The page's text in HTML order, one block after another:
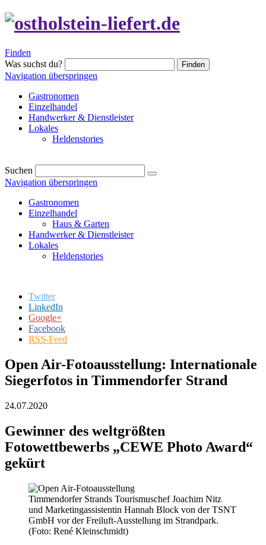
Finden
Was suchst du?
Finden
Navigation überspringen
Gastronomen
Einzelhandel
Handwerker & Dienstleister
Lokales
Heldenstories
Suchen
Navigation überspringen
Gastronomen
Einzelhandel
Haus & Garten
Handwerker & Dienstleister
Lokales
Heldenstories
Twitter
LinkedIn
Google+
Facebook
RSS-Feed
Open Air-Fotoausstellung: Internationale
Siegerfotos in Timmendorfer Strand
24.07.2020
Gewinner des weltgrößten
Fotowettbewerbs „CEWE Photo Award“
gekürt
Timmendorfer Strands Tourismuschef Joachim Nitz
und Marketingassistentin Hannah Block von der TSNT
GmbH vor der Freiluft-Ausstellung im Strandpark.
(Foto: René Kleinschmidt)